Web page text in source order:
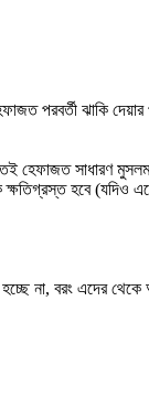
পরবর্তী ঝাকি
হেফাজত সাধারণ
ক্ষতিগ্রস্ত হবে
না, বরং এদের